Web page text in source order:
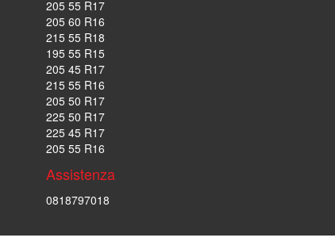
205 55 R17
205 60 R16
215 55 R18
195 55 R15
205 45 R17
215 55 R16
205 50 R17
225 50 R17
225 45 R17
205 55 R16
Assistenza
0818797018